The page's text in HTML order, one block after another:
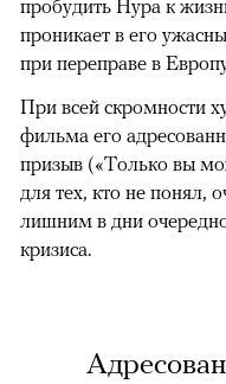
пробудить Нура к
проникает в его
при переправе в
При всей скромности
фильма его
призыв («Только вы
для тех, кто не понял,
лишним в дни
кризиса.